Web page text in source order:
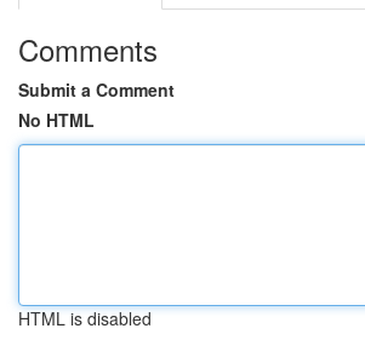
Comments
Submit a Comment
No HTML
HTML is disabled